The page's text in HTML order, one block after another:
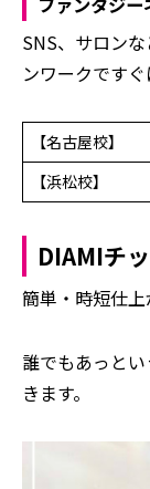
SNS、サロン
ンワークです
【名古屋校】
【浜松校】
DIAMIチ
簡単・時短仕上
誰でもあっと
きます。